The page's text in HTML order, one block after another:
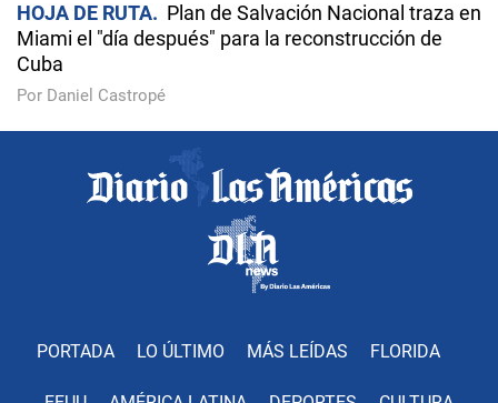
HOJA DE RUTA
Plan de Salvación Nacional traza en
Miami el "día después" para la reconstrucción de
Cuba
Por Daniel Castropé
PORTADA LO ÚLTIMO MÁS LEÍDAS FLORIDA